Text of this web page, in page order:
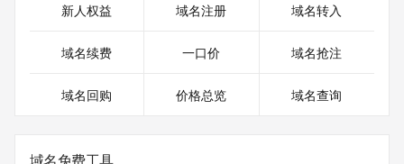
新人权益 域名注册 域名转入
域名续费 一口价 域名抢注
域名回购 价格总览 域名查询